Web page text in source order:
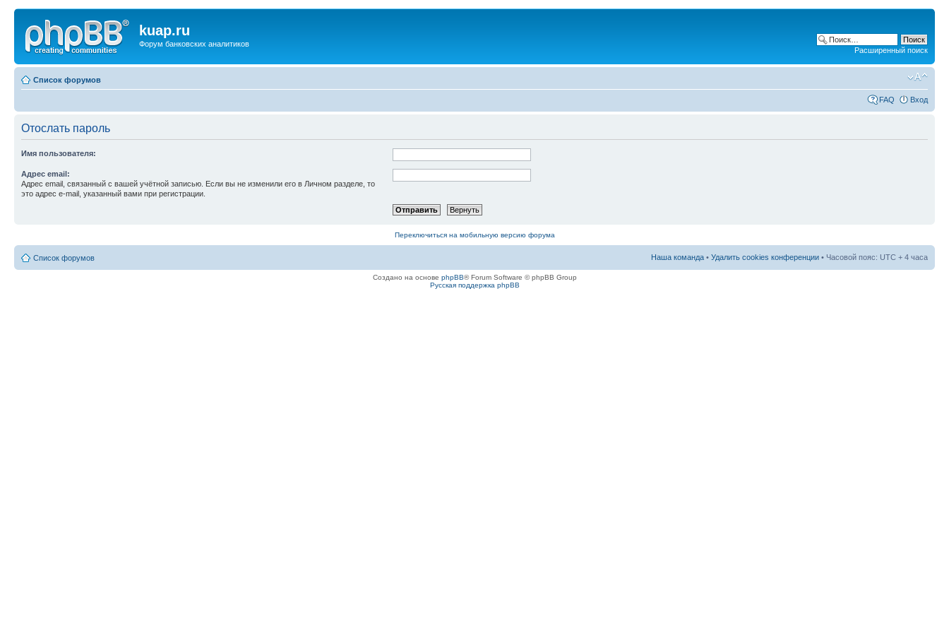
kuap.ru
Форум банковских аналитиков
Расширенный поиск
Список форумов
FAQ Вход
Отослать пароль
Имя пользователя:
Адрес email:
Адрес email, связанный с вашей учётной записью. Если вы не изменили его в Личном разделе, то
это адрес e-mail, указанный вами при регистрации.
Переключиться на мобильную версию форума
Список форумов Наша команда • Удалить cookies конференции • Часовой пояс: UTC + 4 часа
Создано на основе phpBB® Forum Software © phpBB Group
Русская поддержка phpBB